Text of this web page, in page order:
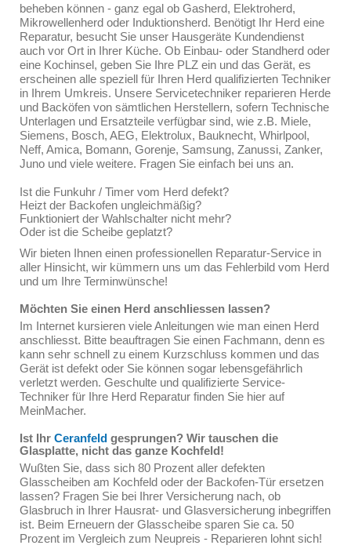
beheben können - ganz egal ob Gasherd, Elektroherd,
Mikrowellenherd oder Induktionsherd. Benötigt Ihr Herd eine
Reparatur, besucht Sie unser Hausgeräte Kundendienst
auch vor Ort in Ihrer Küche. Ob Einbau- oder Standherd oder
eine Kochinsel, geben Sie Ihre PLZ ein und das Gerät, es
erscheinen alle speziell für Ihren Herd qualifizierten Techniker
in Ihrem Umkreis. Unsere Servicetechniker reparieren Herde
und Backöfen von sämtlichen Herstellern, sofern Technische
Unterlagen und Ersatzteile verfügbar sind, wie z.B. Miele,
Siemens, Bosch, AEG, Elektrolux, Bauknecht, Whirlpool,
Neff, Amica, Bomann, Gorenje, Samsung, Zanussi, Zanker,
Juno und viele weitere. Fragen Sie einfach bei uns an.
Ist die Funkuhr / Timer vom Herd defekt?
Heizt der Backofen ungleichmäßig?
Funktioniert der Wahlschalter nicht mehr?
Oder ist die Scheibe geplatzt?
Wir bieten Ihnen einen professionellen Reparatur-Service in
aller Hinsicht, wir kümmern uns um das Fehlerbild vom Herd
und um Ihre Terminwünsche!
Möchten Sie einen Herd anschliessen lassen?
Im Internet kursieren viele Anleitungen wie man einen Herd
anschliesst. Bitte beauftragen Sie einen Fachmann, denn es
kann sehr schnell zu einem Kurzschluss kommen und das
Gerät ist defekt oder Sie können sogar lebensgefährlich
verletzt werden. Geschulte und qualifizierte Service-
Techniker für Ihre Herd Reparatur finden Sie hier auf
MeinMacher.
Ist Ihr Ceranfeld gesprungen? Wir tauschen die
Glasplatte, nicht das ganze Kochfeld!
Wußten Sie, dass sich 80 Prozent aller defekten
Glasscheiben am Kochfeld oder der Backofen-Tür ersetzen
lassen? Fragen Sie bei Ihrer Versicherung nach, ob
Glasbruch in Ihrer Hausrat- und Glasversicherung inbegriffen
ist. Beim Erneuern der Glasscheibe sparen Sie ca. 50
Prozent im Vergleich zum Neupreis - Reparieren lohnt sich!